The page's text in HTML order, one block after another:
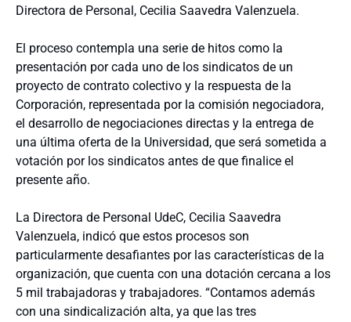
Directora de Personal, Cecilia Saavedra Valenzuela.
El proceso contempla una serie de hitos como la
presentación por cada uno de los sindicatos de un
proyecto de contrato colectivo y la respuesta de la
Corporación, representada por la comisión negociadora,
el desarrollo de negociaciones directas y la entrega de
una última oferta de la Universidad, que será sometida a
votación por los sindicatos antes de que finalice el
presente año.
La Directora de Personal UdeC, Cecilia Saavedra
Valenzuela, indicó que estos procesos son
particularmente desafiantes por las características de la
organización, que cuenta con una dotación cercana a los
5 mil trabajadoras y trabajadores. “Contamos además
con una sindicalización alta, ya que las tres